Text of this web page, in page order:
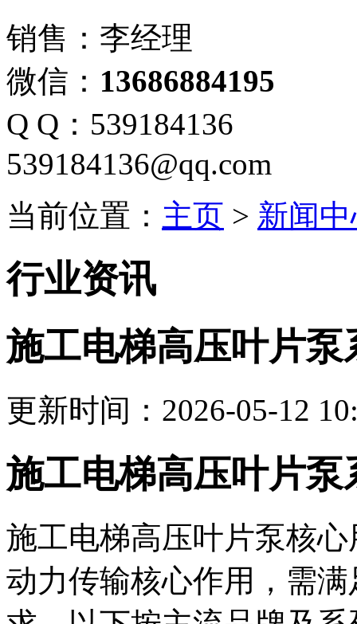
销售：李经理
微信： 13686884195
Q Q：539184136
539184136@qq.com
当前位置： 主页 > 新闻
行业资讯
施工电梯高压叶片泵
更新时间：2026-05-12
施工电梯高压叶片泵
施工电梯高压叶片泵核
动力传输核心作用，需